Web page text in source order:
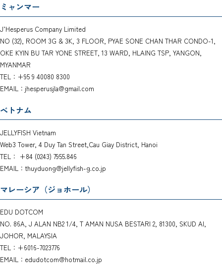
ミャンマー
J’Hesperus Company Limited
NO (32), ROOM 3G & 3K, 3 FLOOR, PYAE SONE CHAN THAR CONDO-1,
OKE KYIN BU TAR YONE STREET, 13 WARD, HLAING TSP, YANGON,
MYANMAR
TEL：+95 9 40080 8300
EMAIL：jhesperusjla@gmail.com
ベトナム
JELLYFISH Vietnam
Web3 Tower, 4 Duy Tan Street,Cau Giay District, Hanoi
TEL： +84 (0243) 7955.846
EMAIL：thuyduong@jellyfish-g.co.jp
マレーシア（ジョホール）
EDU DOTCOM
NO. 86A, J ALAN NB2 1/4, T AMAN NUSA BESTARI 2, 81300, SKUD AI,
JOHOR, MALAYSIA
TEL：+6016-7023776
EMAIL：edudotcom@hotmail.co.jp